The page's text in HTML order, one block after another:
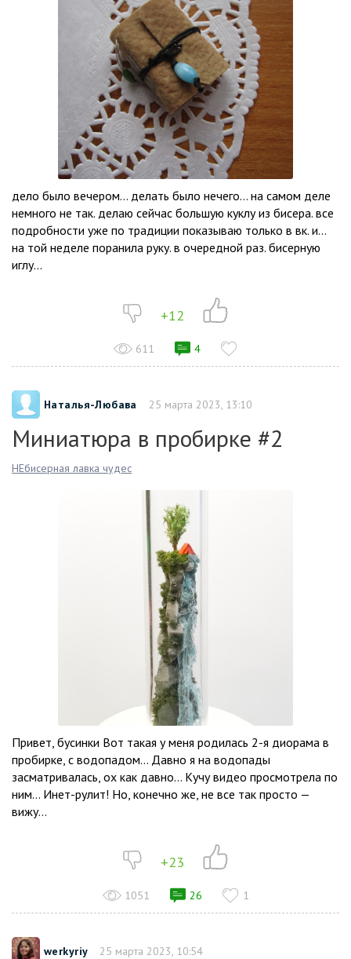
дело было вечером… делать было нечего… на самом деле
немного не так. делаю сейчас большую куклу из бисера. все
подробности уже по традиции показываю только в вк. и…
на той неделе поранила руку. в очередной раз. бисерную
иглу...
+12
611 4
Наталья-Любава 25 марта 2023, 13:10
Миниатюра в пробирке #2
НЕбисерная лавка чудес
Привет, бусинки Вот такая у меня родилась 2-я диорама в
пробирке, с водопадом… Давно я на водопады
засматривалась, ох как давно… Кучу видео просмотрела по
ним… Инет-рулит! Но, конечно же, не все так просто —
вижу...
+23
1051 26 1
werkyriy 25 марта 2023, 10:54